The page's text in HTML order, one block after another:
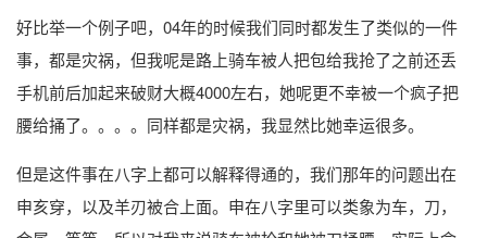
好比举一个例子吧，04年的时候我们同时都发生了类似的一件
事，都是灾祸，但我呢是路上骑车被人把包给我抢了之前还丢
手机前后加起来破财大概4000左右，她呢更不幸被一个疯子把
腰给捅了。。。。同样都是灾祸，我显然比她幸运很多。
但是这件事在八字上都可以解释得通的，我们那年的问题出在
申亥穿，以及羊刃被合上面。申在八字里可以类象为车，刀，